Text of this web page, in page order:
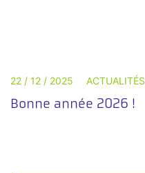
22 / 12 / 2025 ACTUALITÉS
Bonne année 2026 !